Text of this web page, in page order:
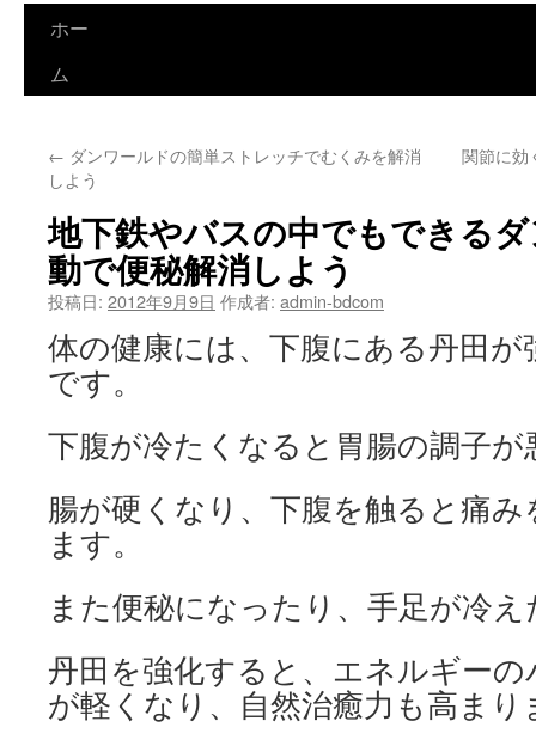
コ
ン
へ
ス
キ
プ
ホー
ム
← ダンワールドの簡単ストレッチでむくみを解消
しよう
関節に効
地下鉄やバスの中でもできる
動で便秘解消しよう
投稿日: 2012年9月9日 作成者: admin-bdcom
体の健康には、下腹にある丹田
です。
下腹が冷たくなると胃腸の調子
腸が硬くなり、下腹を触ると痛
ます。
また便秘になったり、手足が冷
丹田を強化すると、エネルギー
が軽くなり、自然治癒力も高まり